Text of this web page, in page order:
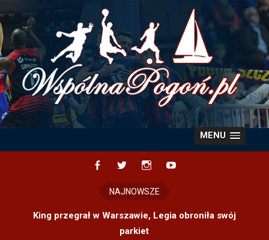
content
MENU
NAJNOWSZE
King przegrał w Warszawie, Legia obroniła swój
parkiet